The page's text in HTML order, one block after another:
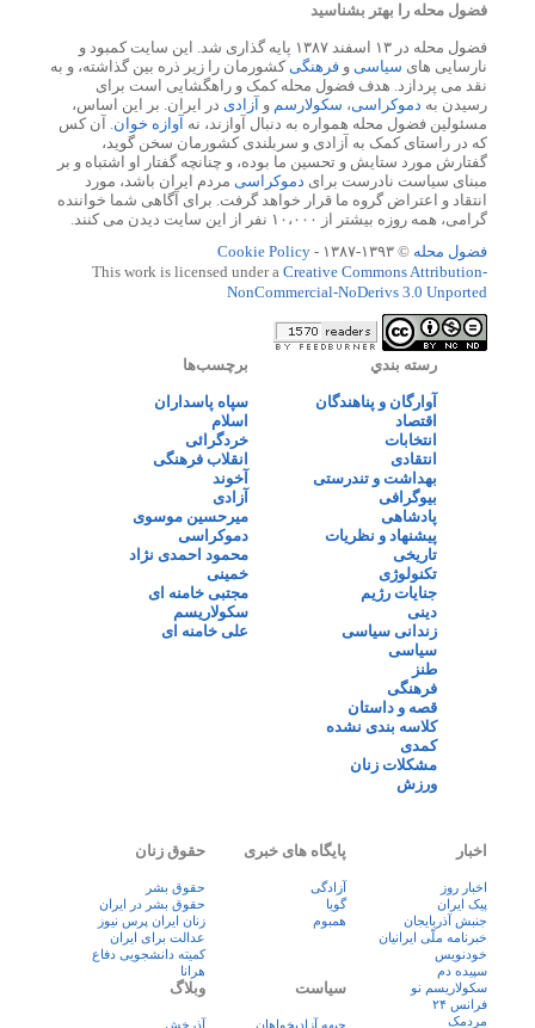
فضول محله را بهتر بشناسید
فضول محله در ۱۳ اسفند ۱۳۸۷ پایه گذاری شد. این سایت کمبود و
نارسایی های سیاسی و فرهنگیکشورمان را زیر ذره بین گذاشته، و به
نقد می پردازد. هدف فضول محله کمک و راهگشایی است برای
رسیدن به دموکراسی، سکولارسم و آزادی در ایران. بر این اساس،
مسئولین فضول محله همواره به دنبال آوازند، نه آوازه خوان. آن کس
که در راستای کمک به آزادی و سربلندی کشورمان سخن گوید،
گفتارش مورد ستایش و تحسین ما بوده، و چنانچه گفتار او اشتباه و بر
مبنای سیاست نادرست برای دموکراسی مردم ایران باشد، مورد
انتقاد و اعتراض گروه ما قرار خواهد گرفت. برای آگاهی شما خواننده
گرامی، همه روزه بیشتر از ۱۰،۰۰۰ نفر از این سایت دیدن می کنند.
فضول محله © ۱۳۹۳-۱۳۸۷ -
Cookie Policy
This work is licensed under a Creative Commons Attribution-
NonCommercial-NoDerivs 3.0 Unported
رسته بندي
آوارگان و پناهندگان
اقتصاد
انتخابات
انتقادی
بهداشت و تندرستی
بیوگرافی
پادشاهی
پیشنهاد و نظریات
تاریخی
تکنولوژی
جنایات رژیم
دینی
زندانی سیاسی
سیاسی
طنز
فرهنگی
قصه و داستان
کلاسه بندی نشده
کمدی
مشکلات زنان
ورزش
برچسب‌ها
سپاه پاسداران
اسلام
خردگرائی
انقلاب فرهنگی
آخوند
آزادی
میرحسین موسوی
دموکراسی
محمود احمدی نژاد
خمینی
مجتبی خامنه ای
سکولاریسم
علی خامنه ای
اخبار
اخبار روز
پيک ايران
جنبش آذربایجان
خبرنامه ملّی ایرانیان
خودنویس
سپیده دم
سکولاریسم نو
فرانس ۲۴
مردمک
پایگاه های خبری
آزادگی
گویا
همبوم
حقوق زنان
حقوق بشر
حقوق بشر در ایران
زنان ايران پرس نيوز
عدالت برای ایران
کمیته دانشجویی دفاع
هرانا
سیاست
جبهه آزادیخواهان
وبلاگ
آذرخش